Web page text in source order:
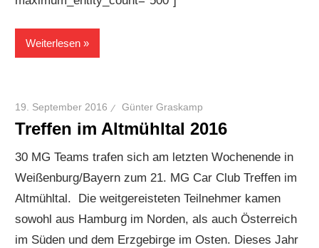
Weiterlesen
19. September 2016 Günter Graskamp
Treffen im Altmühltal 2016
30 MG Teams trafen sich am letzten Wochenende in
Weißenburg/Bayern zum 21. MG Car Club Treffen im
Altmühltal. Die weitgereisteten Teilnehmer kamen
sowohl aus Hamburg im Norden, als auch Österreich
im Süden und dem Erzgebirge im Osten. Dieses Jahr